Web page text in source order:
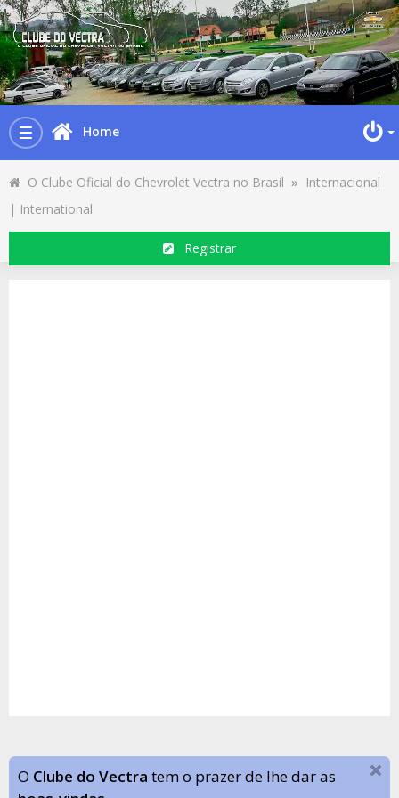
Toggle
navigation
Home
O Clube Oficial do Chevrolet Vectra no Brasil » Internacional
| International
Registrar
O Clube do Vectra tem o prazer de lhe dar as